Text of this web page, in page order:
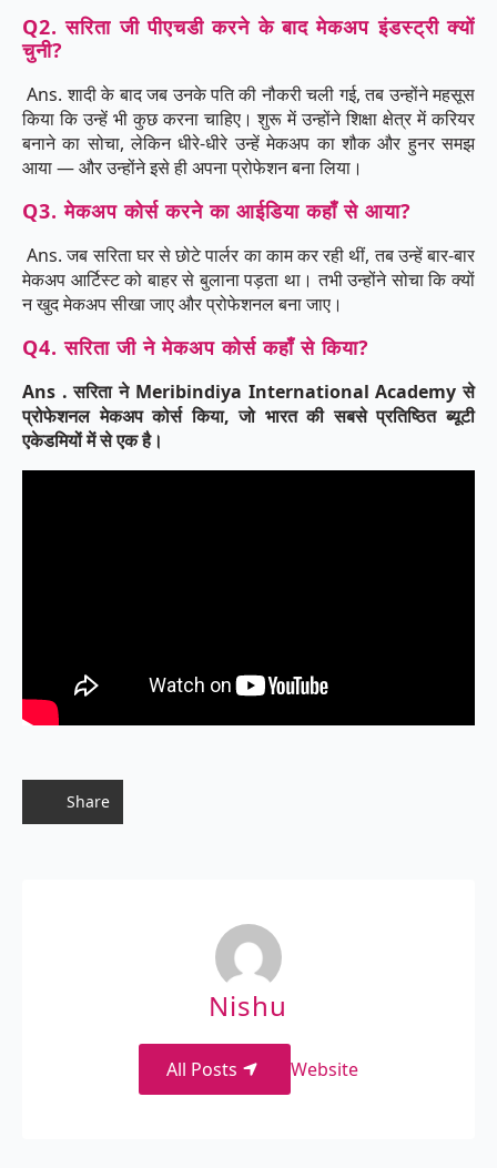
Q2. सरिता जी पीएचडी करने के बाद मेकअप इंडस्ट्री क्यों
चुनी?
Ans. शादी के बाद जब उनके पति की नौकरी चली गई, तब उन्होंने महसूस
किया कि उन्हें भी कुछ करना चाहिए। शुरू में उन्होंने शिक्षा क्षेत्र में करियर
बनाने का सोचा, लेकिन धीरे-धीरे उन्हें मेकअप का शौक और हुनर समझ
आया — और उन्होंने इसे ही अपना प्रोफेशन बना लिया।
Q3. मेकअप कोर्स करने का आईडिया कहाँ से आया?
Ans. जब सरिता घर से छोटे पार्लर का काम कर रही थीं, तब उन्हें बार-बार
मेकअप आर्टिस्ट को बाहर से बुलाना पड़ता था। तभी उन्होंने सोचा कि क्यों
न खुद मेकअप सीखा जाए और प्रोफेशनल बना जाए।
Q4. सरिता जी ने मेकअप कोर्स कहाँ से किया?
Ans . सरिता ने Meribindiya International Academy से
प्रोफेशनल मेकअप कोर्स किया, जो भारत की सबसे प्रतिष्ठित ब्यूटी
एकेडमियों में से एक है।
Share
Nishu
All Posts Website